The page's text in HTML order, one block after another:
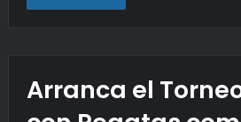
Arranca el